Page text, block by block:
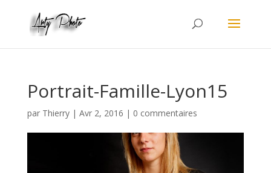
Portrait-Famille-Lyon15
par Thierry| Avr 2, 2016 | 0 commentaires